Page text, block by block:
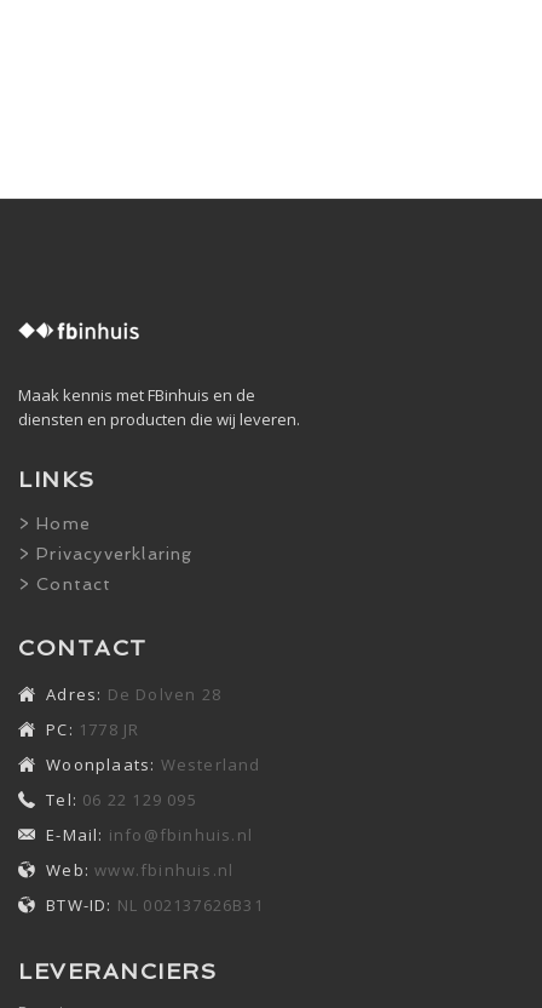
Maak kennis met FBinhuis en de
diensten en producten die wij leveren.
LINKS
Home
Privacyverklaring
Contact
CONTACT
Adres: De Dolven 28
PC: 1778 JR
Woonplaats: Westerland
Tel: 06 22 129 095
E-Mail: info@fbinhuis.nl
Web: www.fbinhuis.nl
BTW-ID: NL 002137626B31
LEVERANCIERS